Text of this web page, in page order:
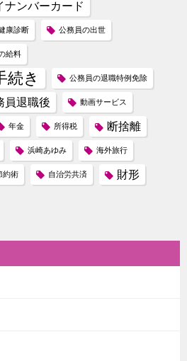
ナンバーカード
康診断 公務員の出世
給料
続き 公務員の退職特例免除
員退職後 動画サービス
年金 所得税 断捨離
浜崎あゆみ 海外旅行
約術 自治労共済
財形